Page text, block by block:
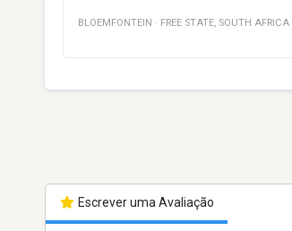
BLOEMFONTEIN · FREE STATE, SOUTH AFRICA
Escrever uma Avaliação